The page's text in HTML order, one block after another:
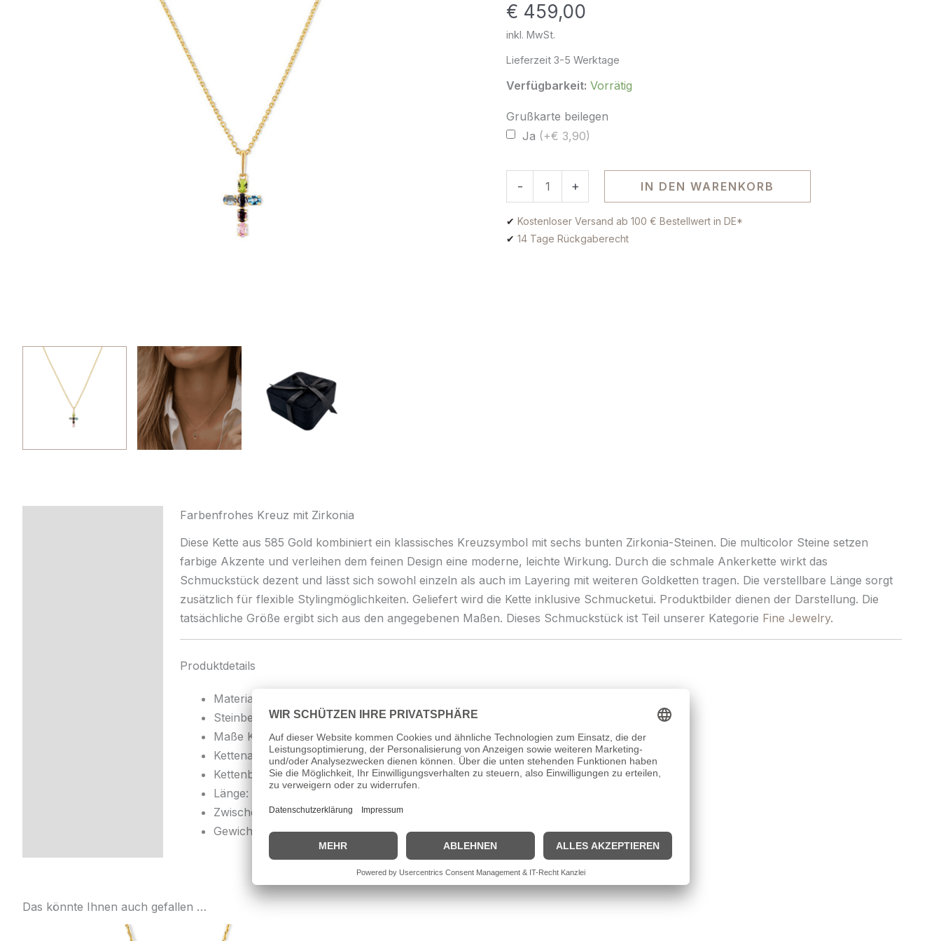
€ 459,00
inkl. MwSt.
Lieferzeit3-5 Werktage
Verfügbarkeit: Vorrätig
Grußkarte beilegen
Ja (+€ 3,90)
-
Menge
+ IN DEN WARENKORB
✔Kostenloser Versand ab 100 € Bestellwert in DE*
✔14 Tage Rückgaberecht
Farbenfrohes Kreuz mit Zirkonia
Diese Kette aus 585 Gold kombiniert ein klassisches Kreuzsymbol mit sechs bunten Zirkonia-Steinen. Die multicolor Steine setzen
farbige Akzente und verleihen dem feinen Design eine moderne, leichte Wirkung. Durch die schmale Ankerkette wirkt das
Schmuckstück dezent und lässt sich sowohl einzeln als auch im Layering mit weiteren Goldketten tragen. Die verstellbare Länge sorgt
zusätzlich für flexible Stylingmöglichkeiten. Geliefert wird die Kette inklusive Schmucketui. Produktbilder dienen der Darstellung. Die
tatsächliche Größe ergibt sich aus den angegebenen Maßen. Dieses Schmuckstück ist Teil unserer Kategorie Fine Jewelry.
Produktdetails
Material: 585 Gold
Steinbesatz: 6 multicolor Zirkonia
Maße Kreuz: ca. 9 x 13 mm
Kettenart: Ankerkette
Kettenbreite: ca. 0,85 mm
Länge: ca. 45 cm
Zwischenösen bei: ca. 43 cm und 41 cm
Gewicht: ca. 1,10 g
Das könnte Ihnen auch gefallen …